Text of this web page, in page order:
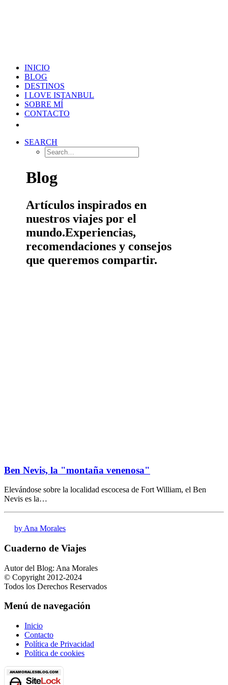
INICIO
BLOG
DESTINOS
I LOVE ISTANBUL
SOBRE MÍ
CONTACTO
SEARCH
Blog
Artículos inspirados en
nuestros viajes por el
mundo.Experiencias,
recomendaciones y consejos
que queremos compartir.
Ben Nevis, la "montaña venenosa"
Elevándose sobre la localidad escocesa de Fort William, el Ben
Nevis es la…
by Ana Morales
Cuaderno de Viajes
Autor del Blog: Ana Morales
© Copyright 2012-2024
Todos los Derechos Reservados
Menú de navegación
Inicio
Contacto
Política de Privacidad
Política de cookies